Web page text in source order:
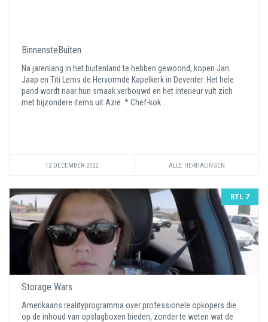
BinnensteBuiten
Na jarenlang in het buitenland te hebben gewoond, kopen Jan
Jaap en Titi Lems de Hervormde Kapelkerk in Deventer. Het hele
pand wordt naar hun smaak verbouwd en het interieur vult zich
met bijzondere items uit Azië. * Chef-kok ...
12 DECEMBER 2022 ALLE HERHALINGEN
RTL 7
Storage Wars
Amerikaans realityprogramma over professionele opkopers die
op de inhoud van opslagboxen bieden, zonder te weten wat de